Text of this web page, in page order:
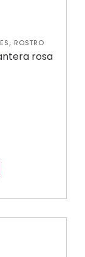
, ROSTRO
rosa